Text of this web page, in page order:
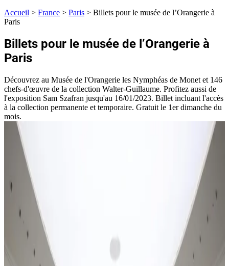
Accueil > France > Paris > Billets pour le musée de l’Orangerie à
Paris
Billets pour le musée de l’Orangerie à
Paris
Découvrez au Musée de l'Orangerie les Nymphéas de Monet et 146
chefs-d'œuvre de la collection Walter-Guillaume. Profitez aussi de
l'exposition Sam Szafran jusqu'au 16/01/2023. Billet incluant l'accès
à la collection permanente et temporaire. Gratuit le 1er dimanche du
mois.